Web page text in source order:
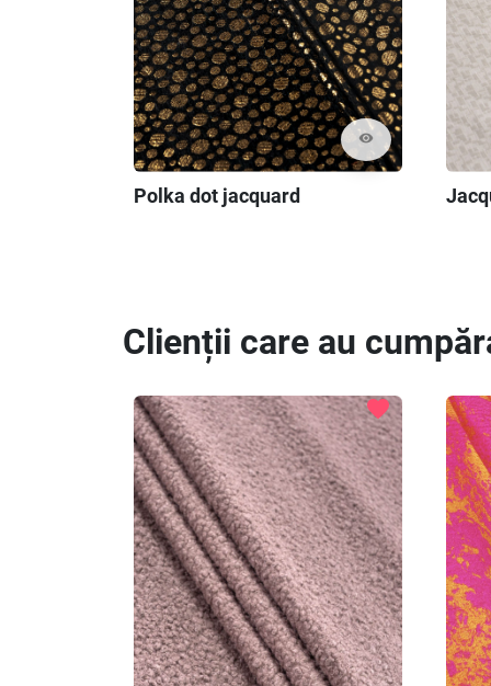
visibility
Polka dot jacquard
Clienții care au
favorite